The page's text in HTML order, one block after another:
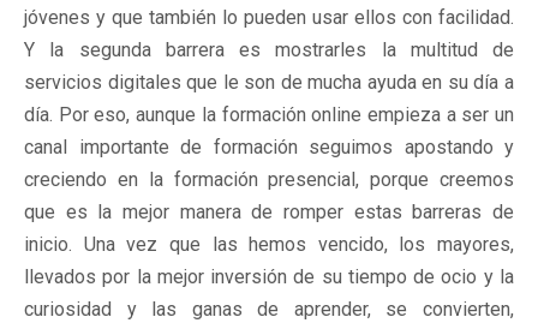
jóvenes y que también lo pueden usar ellos con facilidad.
Y la segunda barrera es mostrarles la multitud de
servicios digitales que le son de mucha ayuda en su día a
día. Por eso, aunque la formación online empieza a ser un
canal importante de formación seguimos apostando y
creciendo en la formación presencial, porque creemos
que es la mejor manera de romper estas barreras de
inicio. Una vez que las hemos vencido, los mayores,
llevados por la mejor inversión de su tiempo de ocio y la
curiosidad y las ganas de aprender, se convierten,